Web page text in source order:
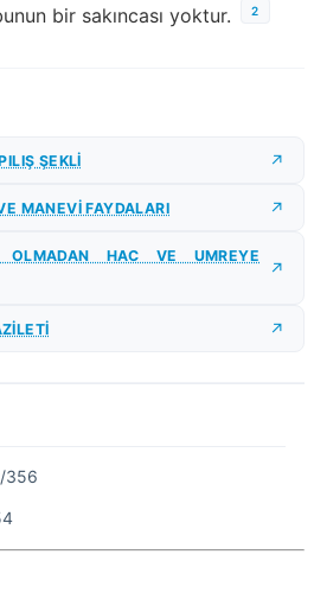
bir sakıncası yoktur. 2
ŞEKLİ
MANEVİ FAYDALARI
OLMADAN HAC VE UMREYE
356